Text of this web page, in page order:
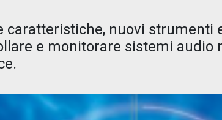
caratteristiche, nuovi strumenti
e monitorare sistemi audio